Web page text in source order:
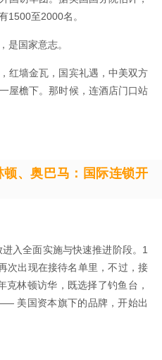
‌1500至2000名。‌
是国家意志。
红墙金瓦，国宾礼遇，中美双方
屋檐下。那时候，连酒店门口站
、奥巴马：国际连锁开
入全面实施与快速推进阶段。1
次出现在接待名单里，不过，接
林顿访华，既选择了钓鱼台，
美国资本旗下的品牌，开始出